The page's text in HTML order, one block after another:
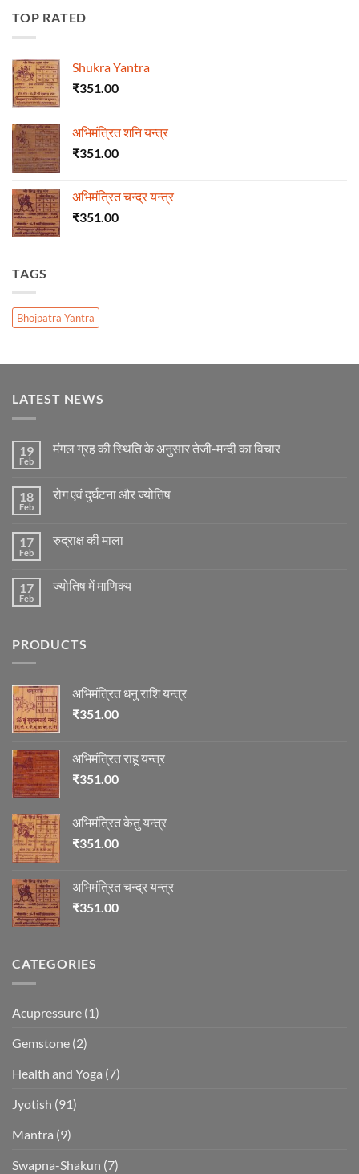
TOP RATED
Shukra Yantra
₹351.00
अभिमंत्रित शनि यन्त्र
₹351.00
अभिमंत्रित चन्द्र यन्त्र
₹351.00
TAGS
Bhojpatra Yantra
LATEST NEWS
19
Feb
मंगल ग्रह की स्थिति के अनुसार तेजी-मन्दी का विचार
मंगल
के
अनुसार
विचार
18
Feb
रोग एवं दुर्घटना और ज्योतिष
रोग
ज्योतिष
17
Feb
रुद्राक्ष की माला
रुद्राक्ष
17
Feb
ज्योतिष में माणिक्य
में
PRODUCTS
अभिमंत्रित धनु राशि यन्त्र
₹351.00
अभिमंत्रित राहू यन्त्र
₹351.00
अभिमंत्रित केतु यन्त्र
₹351.00
अभिमंत्रित चन्द्र यन्त्र
₹351.00
CATEGORIES
Acupressure (1)
Gemstone (2)
Health and Yoga (7)
Jyotish (91)
Mantra (9)
Swapna-Shakun (7)